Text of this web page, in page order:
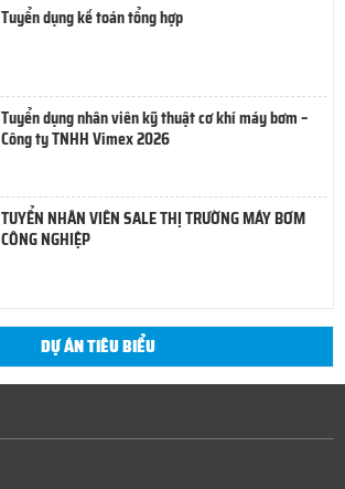
Tuyển dụng kế toán tổng hợp
Tuyển dụng nhân viên kỹ thuật cơ khí máy bơm –
Công ty TNHH Vimex 2026
TUYỂN NHÂN VIÊN SALE THỊ TRƯỜNG MÁY BƠM
CÔNG NGHIỆP
DỰ ÁN TIÊU BIỂU